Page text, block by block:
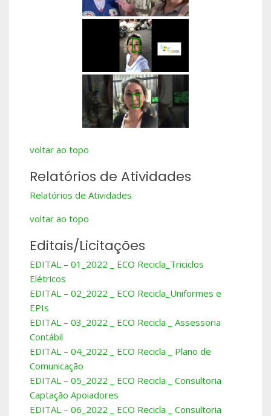
voltar ao topo
Relatórios de Atividades
Relatórios de Atividades
voltar ao topo
Editais/Licitações
EDITAL – 01_2022 _ ECO Recicla_Triciclos
Elétricos
EDITAL – 02_2022 _ ECO Recicla_Uniformes e
EPIs
EDITAL – 03_2022 _ ECO Recicla _ Assessoria
Contábil
EDITAL – 04_2022 _ ECO Recicla _ Plano de
Comunicação
EDITAL – 05_2022 _ ECO Recicla _ Consultoria
Captação Apoiadores
EDITAL – 06_2022 _ ECO Recicla _ Consultoria